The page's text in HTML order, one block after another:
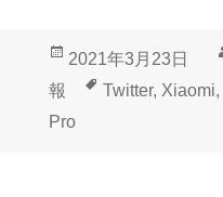
投
日:
2021年3月23日
報
タ
Twitter, Xiaomi,
Pro